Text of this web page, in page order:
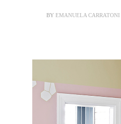
BY EMANUELA CARRATONI